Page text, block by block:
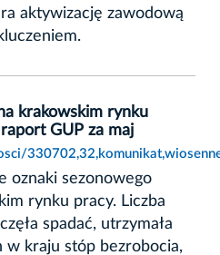
aktywizację zawodową
krakowskim rynku
GUP za maj
oznaki sezonowego
rynku pracy. Liczba
spadać, utrzymała
w kraju stóp bezrobocia,